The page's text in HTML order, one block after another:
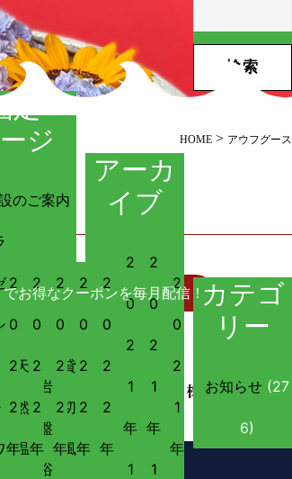
HOME > アウフグース
定ペ
ージ
のご案内
天
然
温
岩
盤
浴
貸
切
風
アーカ
イブ
2
0
2
2
年
2
0
2
2
年
2
0
2
2
年
2
0
2
2
年
2
0
2
2
年
2
0
2
1
年
1
2
0
2
1
年
1
2
0
2
1
年
カテゴ
リー
お知らせ (27
6)
お得なクーポンを毎月配信！